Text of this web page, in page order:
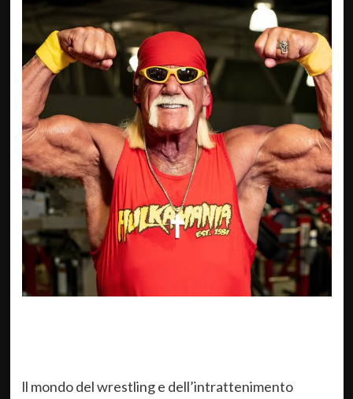
ll mondo del wrestling e dell’intrattenimento